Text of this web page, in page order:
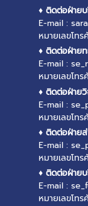
♦ ติดต่อฝ่าย
E-mail :
หมายเลขโท
♦ ติดต่อฝ่าย
E-mail :
หมายเลขโท
♦ ติดต่อฝ่าย
E-mail :
หมายเลขโท
♦ ติดต่อฝ่าย
E-mail :
หมายเลขโท
♦ ติดต่อฝ่าย
E-mail :
หมายเลขโท